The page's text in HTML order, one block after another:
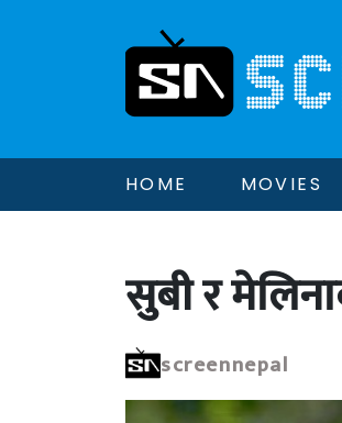
HOME MOVIES
सुबी र
screennepal